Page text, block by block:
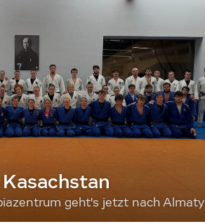
geht's jetzt nach Almaty